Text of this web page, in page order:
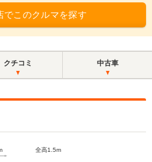
でこのクルマを探す
クチコミ 中古車
全高1.5m